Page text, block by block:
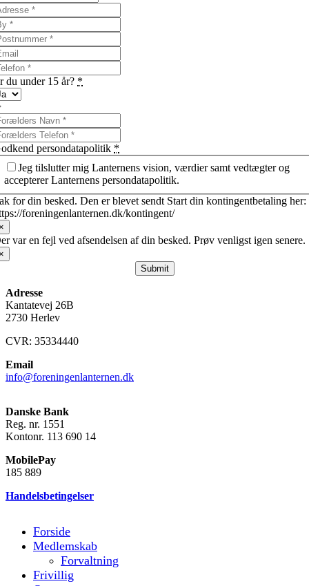
du under 15 år? *
persondatapolitik *
Jeg tilslutter mig Lanternens vision, værdier samt vedtægter og
accepterer Lanternens persondatapolitik.
for din besked. Den er blevet sendt Start din kontingentbetaling her:
foreningenlanternen.dk/kontingent/
var en fejl ved afsendelsen af din besked. Prøv venligst igen senere.
Submit
Adresse
Kantatevej 26B
2730 Herlev
CVR: 35334440
Email
info@foreningenlanternen.dk
Danske Bank
Reg. nr. 1551
Kontonr. 113 690 14
MobilePay
185 889
Handelsbetingelser
Forside
Medlemskab
Forvaltning
Frivillig